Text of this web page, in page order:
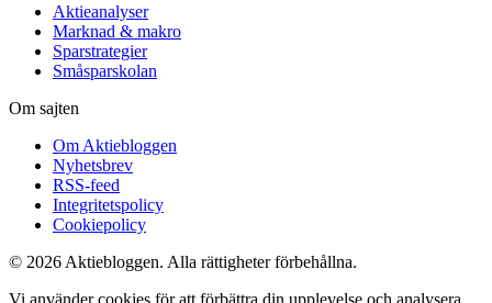
Aktieanalyser
Marknad & makro
Sparstrategier
Småsparskolan
Om sajten
Om Aktiebloggen
Nyhetsbrev
RSS-feed
Integritetspolicy
Cookiepolicy
© 2026 Aktiebloggen. Alla rättigheter förbehållna.
Vi använder cookies för att förbättra din upplevelse och analysera